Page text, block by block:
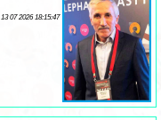
13 07 2026 18:15:47